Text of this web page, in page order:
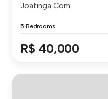
Joatinga Com ...
5 Bedrooms
R$ 40,000